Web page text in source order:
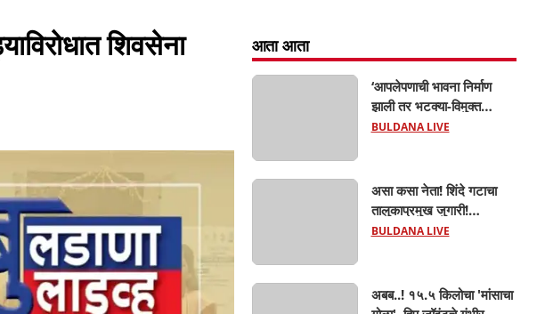
शिवसेना
आता आता
‘आपलेपणाची भावना निर्माण
झाली तर भटक्या-विमुक्त
समाजाचा उत्कर्ष दूर नाही’; ही
सरसंघचालक मोहनजी भागवत
यांचे प्रतिपादन!
BULDANA LIVE
असा कसा नेता! शिंदे गटाचा
तालुकाप्रमुख जुगारी!
खामगावात तालुकाप्रमुखांच्या
गेला तालुकाप्रमुख; पण ६
जणांना साडेआठ लाखांच्या
BULDANA LIVE
अबब..! १५.५ किलोचा 'मांसाचा